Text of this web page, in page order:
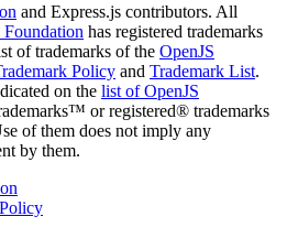
and Express.js contributors. All
Foundation has registered trademarks
of trademarks of the OpenJS
Policy and Trademark List.
on the list of OpenJS
or registered® trademarks
of them does not imply any
by them.